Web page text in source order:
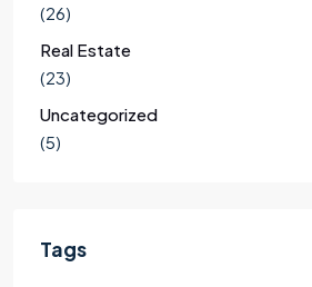
(26)
Real Estate
(23)
Uncategorized
(5)
Tags